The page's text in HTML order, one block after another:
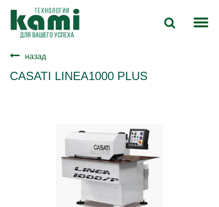
назад
CASATI LINEA1000 PLUS